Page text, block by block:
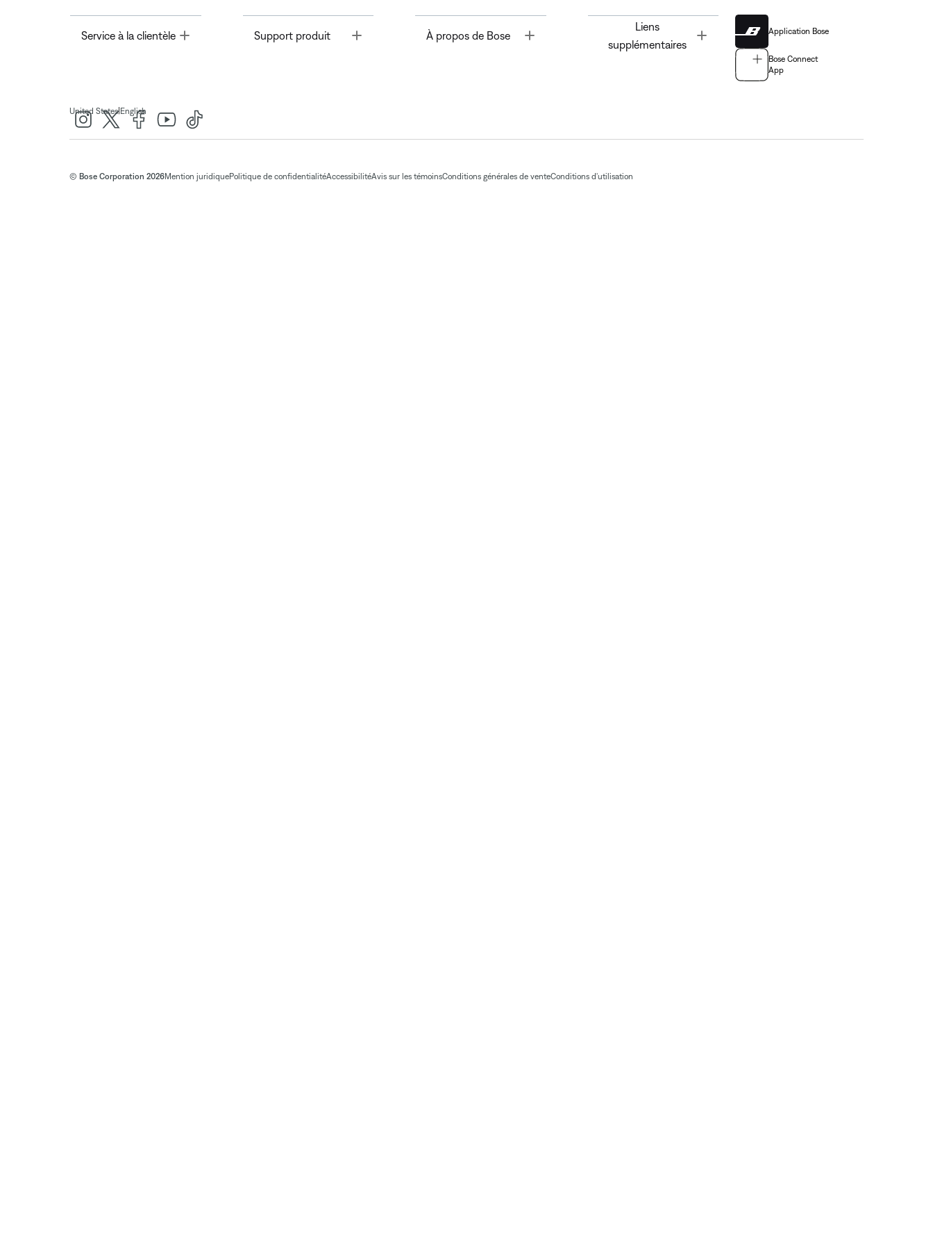
Service à la clientèle Toggle Support produit À propos de Bose Toggle
Liens
supplémentaires
Application Bose
Bose Connect
App
United States| English
© Bose Corporation 2026Mention juridiquePolitique de confidentialitéAccessibilitéAvis sur les témoinsConditions générales de venteConditions d'utilisation